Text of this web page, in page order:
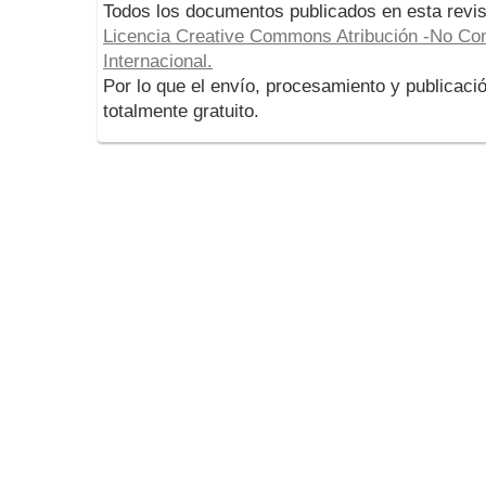
Todos los documentos publicados en esta
Licencia Creative Commons Atribución -No
Internacional.
Por lo que el envío, procesamiento y
totalmente gratuito.